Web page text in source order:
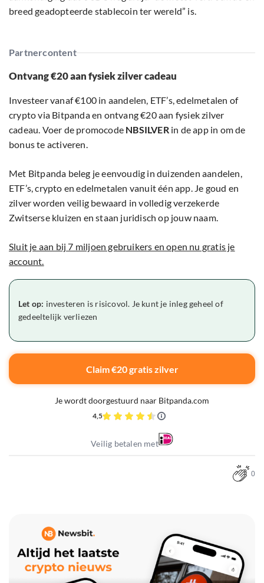
breed geadopteerde stablecoin ter wereld” is.
Partnercontent
Ontvang €20 aan fysiek zilver cadeau
Investeer vanaf €100 in aandelen, ETF’s, edelmetalen of
crypto via Bitpanda en ontvang €20 aan fysiek zilver
cadeau. Voer de promocode NBSILVERin de app in om de
bonus te activeren.
Met Bitpanda beleg je eenvoudig in duizenden aandelen,
ETF’s, crypto en edelmetalen vanuit één app. Je goud en
zilver worden veilig bewaard in volledig verzekerde
Zwitserse kluizen en staan juridisch op jouw naam.
Sluit je aan bij 7 miljoen gebruikers en open nu gratis je
account.
Let op: investeren is risicovol. Je kunt je inleg geheel of
gedeeltelijk verliezen
Claim €20 gratis zilver
Je wordt doorgestuurd naar Bitpanda.com
4,5
Veilig betalen met
0